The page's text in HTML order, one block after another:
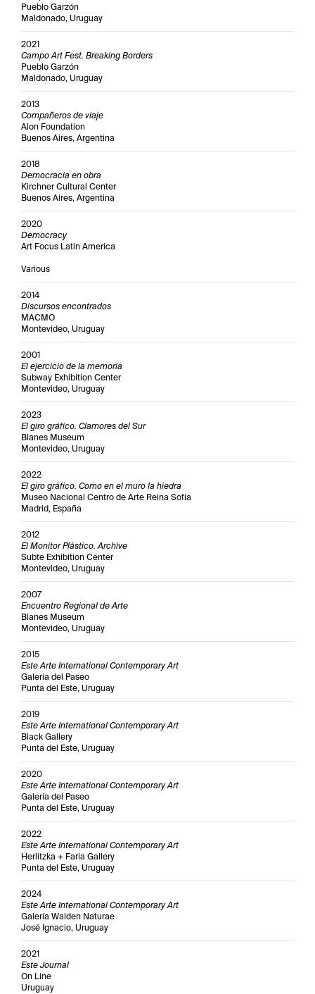
Pueblo Garzón
Maldonado, Uruguay
2021
Campo Art Fest. Breaking Borders
Pueblo Garzón
Maldonado, Uruguay
2013
Compañeros de viaje
Alon Foundation
Buenos Aires, Argentina
2018
Democracia en obra
Kirchner Cultural Center
Buenos Aires, Argentina
2020
Democracy
Art Focus Latin America
Various
2014
Discursos encontrados
MACMO
Montevideo, Uruguay
2001
El ejercicio de la memoria
Subway Exhibition Center
Montevideo, Uruguay
2023
El giro gráfico. Clamores del Sur
Blanes Museum
Montevideo, Uruguay
2022
El giro gráfico. Como en el muro la hiedra
Museo Nacional Centro de Arte Reina Sofía
Madrid, España
2012
El Monitor Plástico. Archive
Subte Exhibition Center
Montevideo, Uruguay
2007
Encuentro Regional de Arte
Blanes Museum
Montevideo, Uruguay
2015
Este Arte International Contemporary Art
Galería del Paseo
Punta del Este, Uruguay
2019
Este Arte International Contemporary Art
Black Gallery
Punta del Este, Uruguay
2020
Este Arte International Contemporary Art
Galería del Paseo
Punta del Este, Uruguay
2022
Este Arte International Contemporary Art
Herlitzka + Faria Gallery
Punta del Este, Uruguay
2024
Este Arte International Contemporary Art
Galería Walden Naturae
José Ignacio, Uruguay
2021
Este Journal
On Line
Uruguay